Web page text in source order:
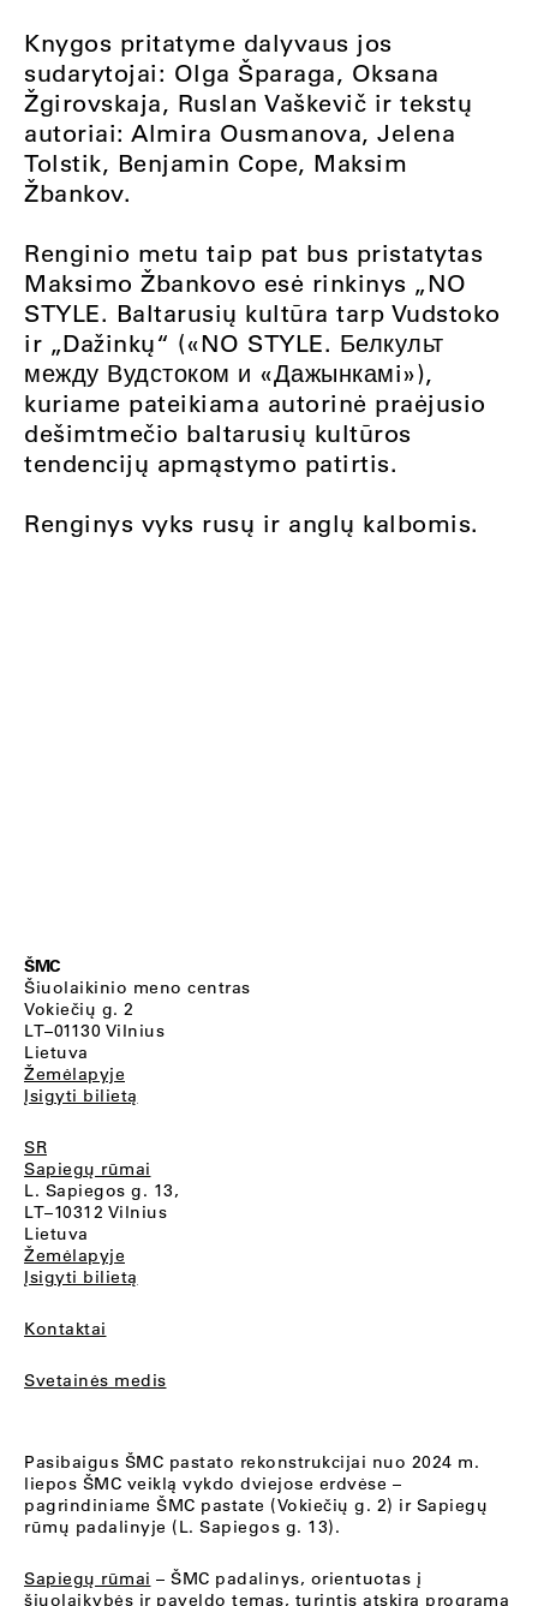
Knygos pritatyme dalyvaus jos
sudarytojai: Olga Šparaga, Oksana
Žgirovskaja, Ruslan Vaškevič ir tekstų
autoriai: Almira Ousmanova, Jelena
Tolstik, Benjamin Cope, Maksim
Žbankov.
Renginio metu taip pat bus pristatytas
Maksimo Žbankovo esė rinkinys „NO
STYLE. Baltarusių kultūra tarp Vudstoko
ir „Dažinkų“ («NO STYLE. Белкульт
между Вудстоком и «Дажынкамi»),
kuriame pateikiama autorinė praėjusio
dešimtmečio baltarusių kultūros
tendencijų apmąstymo patirtis.
Renginys vyks rusų ir anglų kalbomis.
ŠMC
Šiuolaikinio meno centras
Vokiečių g. 2
LT–01130 Vilnius
Lietuva
Žemėlapyje
Įsigyti bilietą
SR
Sapiegų rūmai
L. Sapiegos g. 13,
LT–10312 Vilnius
Lietuva
Žemėlapyje
Įsigyti bilietą
Kontaktai
Svetainės medis
Pasibaigus ŠMC pastato rekonstrukcijai nuo 2024 m.
liepos ŠMC veiklą vykdo dviejose erdvėse –
pagrindiniame ŠMC pastate (Vokiečių g. 2) ir Sapiegų
rūmų padalinyje (L. Sapiegos g. 13).
Sapiegų rūmai – ŠMC padalinys, orientuotas į
šiuolaikybės ir paveldo temas, turintis atskirą programą